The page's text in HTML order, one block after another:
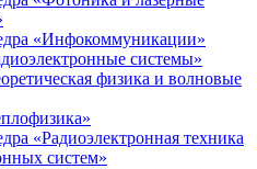
«Инфокоммуникации»
системы»
физика и волновые
«Радиоэлектронная техника
систем»